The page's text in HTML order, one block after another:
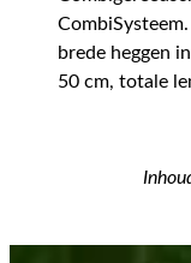
brede heggen
50 cm, totale